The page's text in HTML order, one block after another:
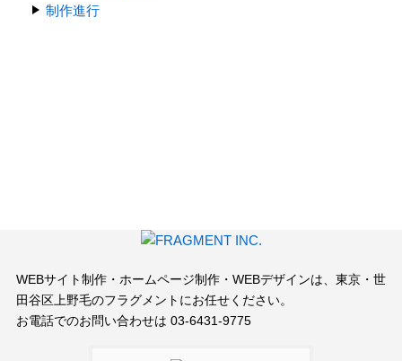
制作進行
WEBサイト制作・ホームページ制作・WEBデザインは、 東京・世
田谷区上野毛のフラグメントにお任せください。
お電話でのお問い合わせは 03-6431-9775